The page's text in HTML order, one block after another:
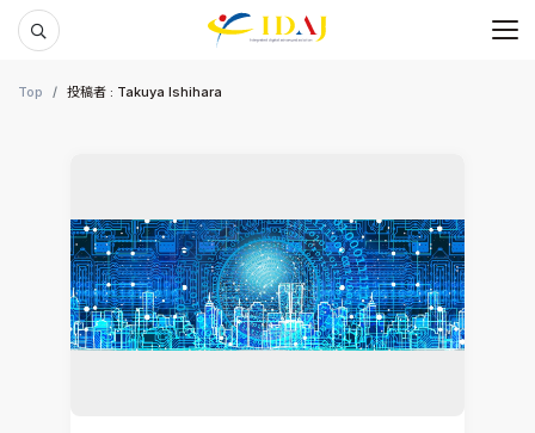
メ
Top 投稿者 : Takuya Ishihara